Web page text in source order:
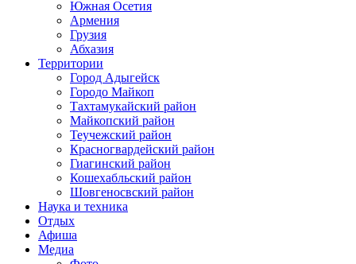
Южная Осетия
Армения
Грузия
Абхазия
Территории
Город Адыгейск
Городо Майкоп
Тахтамукайский район
Майкопский район
Теучежский район
Красногвардейский район
Гиагинский район
Кошехабльский район
Шовгеносвский район
Наука и техника
Отдых
Афиша
Медиа